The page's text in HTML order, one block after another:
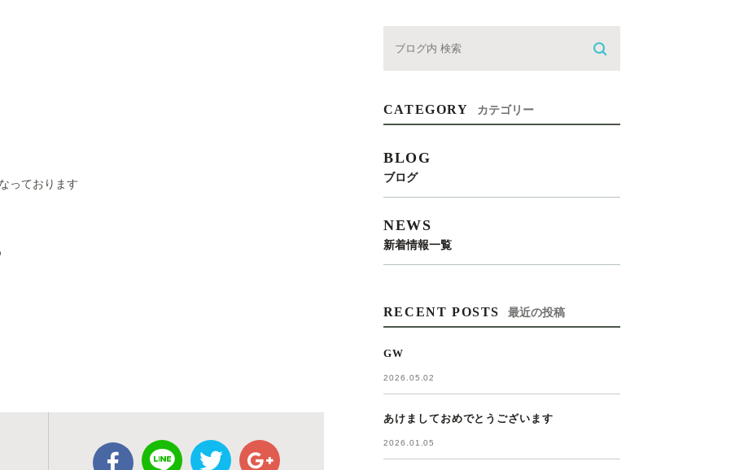
っております
CATEGORY カテゴリー
BLOG
ブログ
NEWS
新着情報一覧
RECENT POSTS 最近の投稿
GW
2026.05.02
あけましておめでとうございます
2026.01.05